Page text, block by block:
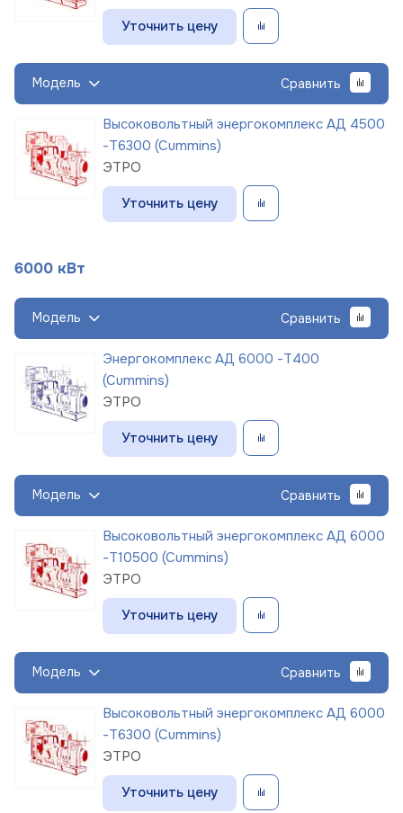
Уточнить цену
Модель Сравнить
Высоковольтный энергокомплекс АД 4500
-Т6300 (Cummins)
ЭТРО
Уточнить цену
6000 кВт
Модель Сравнить
Энергокомплекс АД 6000 -Т400
(Cummins)
ЭТРО
Уточнить цену
Модель Сравнить
Высоковольтный энергокомплекс АД 6000
-Т10500 (Cummins)
ЭТРО
Уточнить цену
Модель Сравнить
Высоковольтный энергокомплекс АД 6000
-Т6300 (Cummins)
ЭТРО
Уточнить цену